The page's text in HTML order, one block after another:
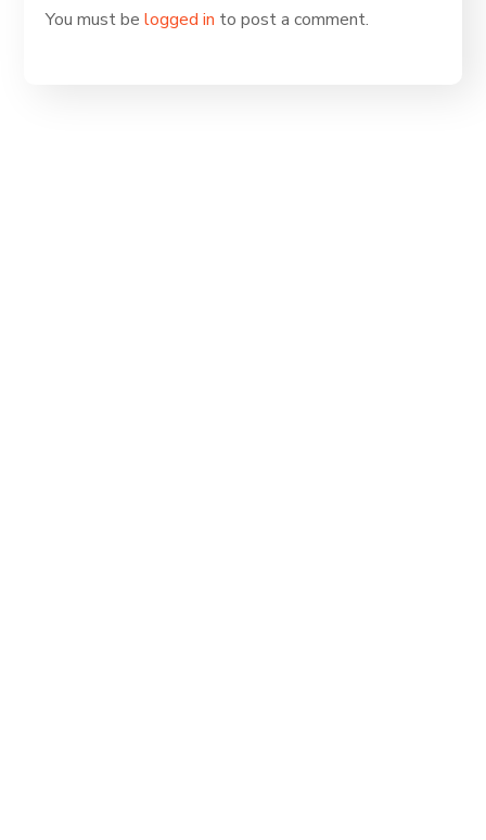
You must belogged in to post a comment.